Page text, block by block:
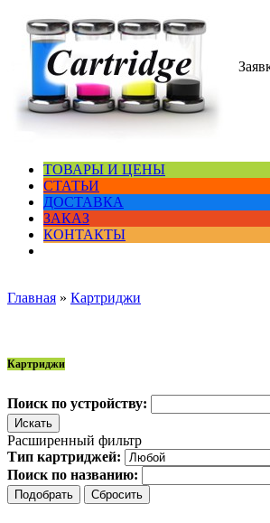
ТОВАРЫ И ЦЕНЫ
СТАТЬИ
ДОСТАВКА
ЗАКАЗ
КОНТАКТЫ
Главная » Картриджи
Картриджи
Поиск по устройству:
Расширенный фильтр
Тип картриджей:
Поиск по названию: